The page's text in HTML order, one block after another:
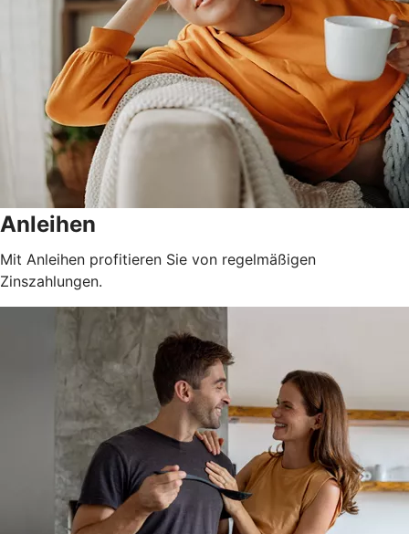
Anleihen
Mit Anleihen profitieren Sie von regelmäßigen
Zinszahlungen.